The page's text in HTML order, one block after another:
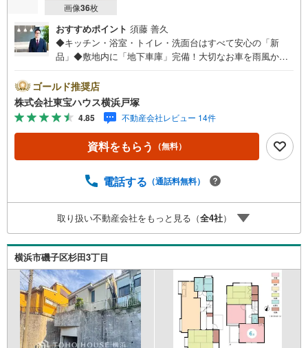
画像36枚
おすすめポイント 須藤 善久
◆キッチン・浴室・トイレ・洗面台はすべて安心の「新
品」◆敷地内に「地下車庫」完備！大切なお車を雨風から
置◆洋光台第二小学校まで約500m、子育て世帯にも安心の
環境◆東南向き公道約6.5mに接道し、陽当たり・開放感も
良好◆全居室収納スペース付き！お部屋をすっきり広く使
える3LDK＝＝＝＝＝＝＝＝＝＝＝＝＝＝＝＝＝＝＝＝【東
宝ハウス横浜戸塚】提携銀行 じぶん銀行利用可 *がん100％
保証団信＋全疾病保障付き＝＝＝＝＝＝＝＝＝＝＝＝＝＝
い）毎日、ご見学・ご相談が可能です。9:00～21:00まで。
等ご相談下さい。○FPによるライフプランのシミュレーシ
ョンライフプランにあった資金計画や、住宅ローンのご相
談など。○キッズスペースもご用意しております○お車の無
料提携駐車場がございます詳しくは営業スタッフよりお伝
えさせて頂きます。なんでもお気軽にお申し付けください
ませ。
ゴールド推奨店
株式会社東宝ハウス横浜戸塚
4.85 不動産会社レビュー 14件
資料をもらう （無料）
電話する （通話料無料）
取り扱い不動産会社をもっと見る（全4社）
横浜市磯子区杉田3丁目